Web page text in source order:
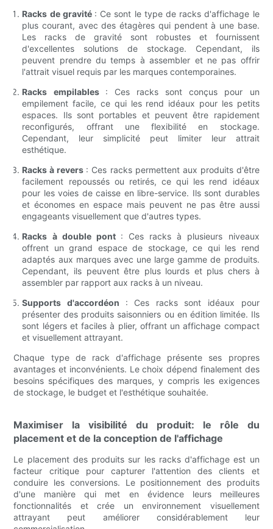
Racks de gravité : Ce sont le type de racks d'affichage le
plus courant, avec des étagères qui pendent à une base.
Les racks de gravité sont robustes et fournissent
d'excellentes solutions de stockage. Cependant, ils
peuvent prendre du temps à assembler et ne pas offrir
l'attrait visuel requis par les marques contemporaines.
Racks empilables : Ces racks sont conçus pour un
empilement facile, ce qui les rend idéaux pour les petits
espaces. Ils sont portables et peuvent être rapidement
reconfigurés, offrant une flexibilité en stockage.
Cependant, leur simplicité peut limiter leur attrait
esthétique.
Racks à revers : Ces racks permettent aux produits d'être
facilement repoussés ou retirés, ce qui les rend idéaux
pour les voies de caisse en libre-service. Ils sont durables
et économes en espace mais peuvent ne pas être aussi
engageants visuellement que d'autres types.
Racks à double pont : Ces racks à plusieurs niveaux
offrent un grand espace de stockage, ce qui les rend
adaptés aux marques avec une large gamme de produits.
Cependant, ils peuvent être plus lourds et plus chers à
assembler par rapport aux racks à un niveau.
Supports d'accordéon : Ces racks sont idéaux pour
présenter des produits saisonniers ou en édition limitée. Ils
sont légers et faciles à plier, offrant un affichage compact
et visuellement attrayant.
Chaque type de rack d'affichage présente ses propres
avantages et inconvénients. Le choix dépend finalement des
besoins spécifiques des marques, y compris les exigences
de stockage, le budget et l'esthétique souhaitée.
Maximiser la visibilité du produit: le rôle du
placement et de la conception de l'affichage
Le placement des produits sur les racks d'affichage est un
facteur critique pour capturer l'attention des clients et
conduire les conversions. Le positionnement des produits
d'une manière qui met en évidence leurs meilleures
fonctionnalités et crée un environnement visuellement
attrayant peut améliorer considérablement leur